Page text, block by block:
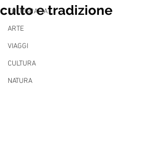
FOTOGRAFIA
ARTE
VIAGGI
CULTURA
NATURA
culto e tradizione